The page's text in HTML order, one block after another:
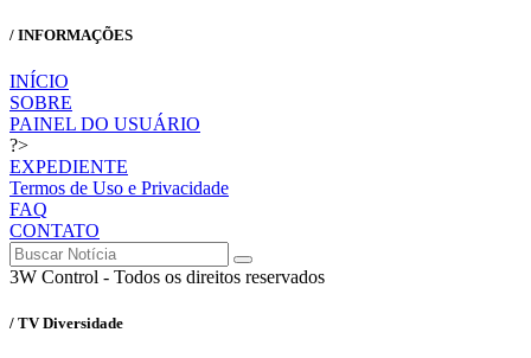
/ INFORMAÇÕES
INÍCIO
SOBRE
PAINEL DO USUÁRIO
?>
EXPEDIENTE
Termos de Uso e Privacidade
FAQ
CONTATO
3W Control - Todos os direitos reservados
/ TV Diversidade